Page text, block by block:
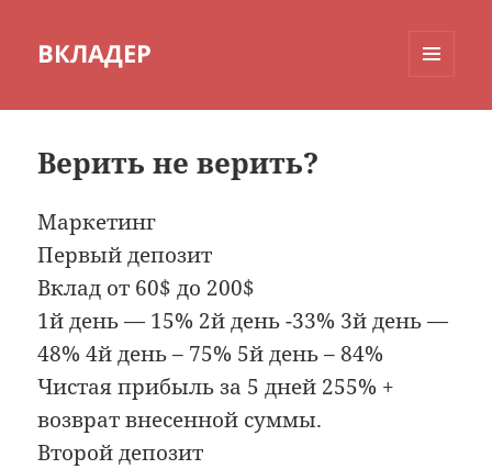
ВКЛАДЕР
Верить не верить?
Маркетинг
Первый депозит
Вклад от 60$ до 200$
1й день — 15% 2й день -33% 3й день —
48% 4й день – 75% 5й день – 84%
Чистая прибыль за 5 дней 255% +
возврат внесенной суммы.
Второй депозит